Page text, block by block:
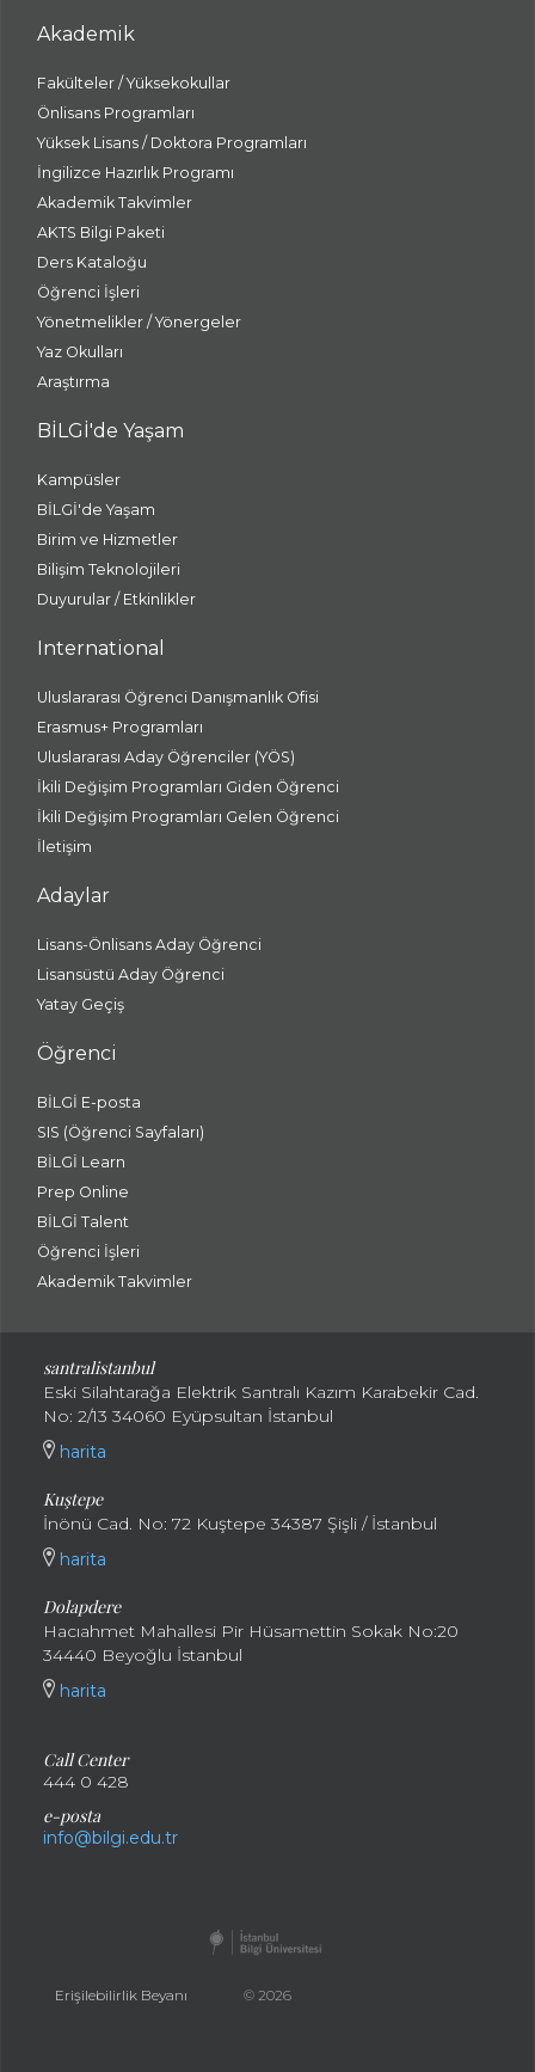
Akademik
Fakülteler / Yüksekokullar
Önlisans Programları
Yüksek Lisans / Doktora Programları
İngilizce Hazırlık Programı
Akademik Takvimler
AKTS Bilgi Paketi
Ders Kataloğu
Öğrenci İşleri
Yönetmelikler / Yönergeler
Yaz Okulları
Araştırma
BİLGİ'de Yaşam
Kampüsler
BİLGİ'de Yaşam
Birim ve Hizmetler
Bilişim Teknolojileri
Duyurular / Etkinlikler
International
Uluslararası Öğrenci Danışmanlık Ofisi
Erasmus+ Programları
Uluslararası Aday Öğrenciler (YÖS)
İkili Değişim Programları Giden Öğrenci
İkili Değişim Programları Gelen Öğrenci
İletişim
Adaylar
Lisans-Önlisans Aday Öğrenci
Lisansüstü Aday Öğrenci
Yatay Geçiş
Öğrenci
BİLGİ E-posta
SIS (Öğrenci Sayfaları)
BİLGİ Learn
Prep Online
BİLGİ Talent
Öğrenci İşleri
Akademik Takvimler
santralistanbul
Eski Silahtarağa Elektrik Santralı Kazım Karabekir Cad.
No: 2/13 34060 Eyüpsultan İstanbul
harita
Kuştepe
İnönü Cad. No: 72 Kuştepe 34387 Şişli / İstanbul
harita
Dolapdere
Hacıahmet Mahallesi Pir Hüsamettin Sokak No:20
34440 Beyoğlu İstanbul
harita
Call Center
444 0 428
e-posta
info@bilgi.edu.tr
Erişilebilirlik Beyanı © 2026